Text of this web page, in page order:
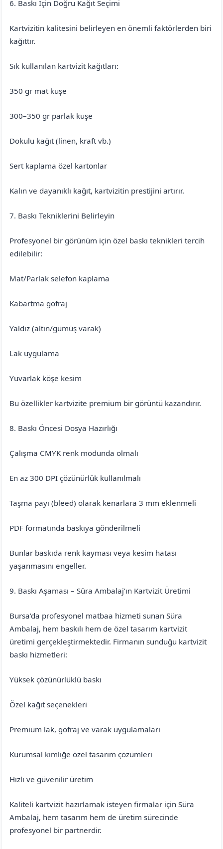
6. Baskı İçin Doğru Kağıt Seçimi
Kartvizitin kalitesini belirleyen en önemli faktörlerden biri
kağıttır.
Sık kullanılan kartvizit kağıtları:
350 gr mat kuşe
300–350 gr parlak kuşe
Dokulu kağıt (linen, kraft vb.)
Sert kaplama özel kartonlar
Kalın ve dayanıklı kağıt, kartvizitin prestijini artırır.
7. Baskı Tekniklerini Belirleyin
Profesyonel bir görünüm için özel baskı teknikleri tercih
edilebilir:
Mat/Parlak selefon kaplama
Kabartma gofraj
Yaldız (altın/gümüş varak)
Lak uygulama
Yuvarlak köşe kesim
Bu özellikler kartvizite premium bir görüntü kazandırır.
8. Baskı Öncesi Dosya Hazırlığı
Çalışma CMYK renk modunda olmalı
En az 300 DPI çözünürlük kullanılmalı
Taşma payı (bleed) olarak kenarlara 3 mm eklenmeli
PDF formatında baskıya gönderilmeli
Bunlar baskıda renk kayması veya kesim hatası
yaşanmasını engeller.
9. Baskı Aşaması – Süra Ambalaj’ın Kartvizit Üretimi
Bursa’da profesyonel matbaa hizmeti sunan Süra
Ambalaj, hem baskılı hem de özel tasarım kartvizit
üretimi gerçekleştirmektedir. Firmanın sunduğu kartvizit
baskı hizmetleri:
Yüksek çözünürlüklü baskı
Özel kağıt seçenekleri
Premium lak, gofraj ve varak uygulamaları
Kurumsal kimliğe özel tasarım çözümleri
Hızlı ve güvenilir üretim
Kaliteli kartvizit hazırlamak isteyen firmalar için Süra
Ambalaj, hem tasarım hem de üretim sürecinde
profesyonel bir partnerdir.